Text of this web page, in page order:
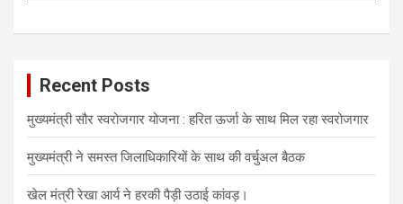
Recent Posts
मुख्यमंत्री सौर स्वरोजगार योजना : हरित ऊर्जा के साथ मिल रहा स्वरोजगार
मुख्यमंत्री ने समस्त जिलाधिकारियों के साथ की वर्चुअल बैठक
खेल मंत्री रेखा आर्य ने हरकी पैड़ी उठाई कांवड़।